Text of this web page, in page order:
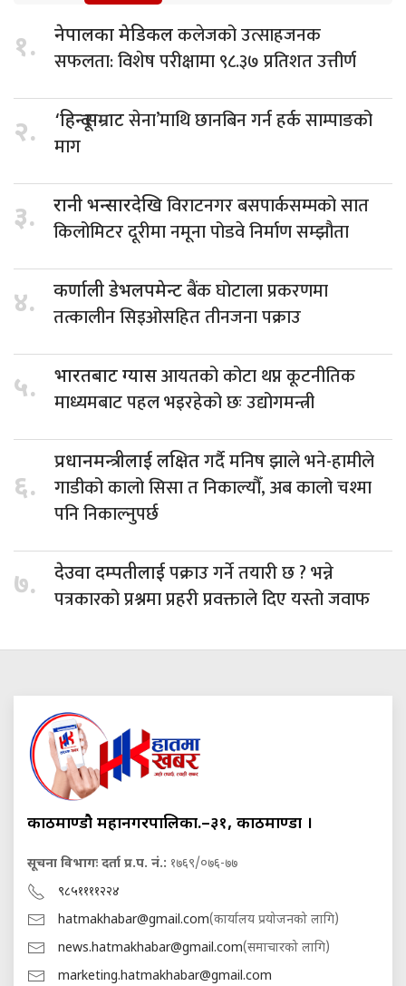
१. नेपालका मेडिकलकलेजको उत्साहजनक
सफलता: विशेष परीक्षामा ९८.३७ प्रतिशत उत्तीर्ण
२. ‘हिन्दू सम्राटसेना’माथि छानबिन गर्न हर्क साम्पाङको
माग
३. रानी भन्सारदेखिविराटनगर बसपार्कसम्मको सात
किलोमिटर दूरीमा नमूना पोडवे निर्माण सम्झौता
४. कर्णाली डेभलपमेन्टबैंक घोटाला प्रकरणमा
तत्कालीन सिइओसहित तीनजना पक्राउ
५. भारतबाट ग्यासआयतको कोटा थप्न कूटनीतिक
माध्यमबाट पहल भइरहेको छः उद्योगमन्त्री
६.
प्रधानमन्त्रीलाई लक्षितगर्दै मनिष झाले भने-हामीले
गाडीको कालो सिसा त निकाल्यौँ, अब कालो चश्मा
पनि निकाल्नुपर्छ
७. देउवा दम्पतीलाईपक्राउ गर्ने तयारी छ ? भन्ने
पत्रकारको प्रश्नमा प्रहरी प्रवक्ताले दिए यस्तो जवाफ
काठमाण्डौ महानगरपालिका.–३१, काठमाण्डौं ।
सूचना विभागः दर्ता प्र.प. नं.: १७६९/०७६-७७
९८५११११२२४
hatmakhabar@gmail.com(कार्यालय प्रयोजनको लागि)
news.hatmakhabar@gmail.com(समाचारको लागि)
marketing.hatmakhabar@gmail.com